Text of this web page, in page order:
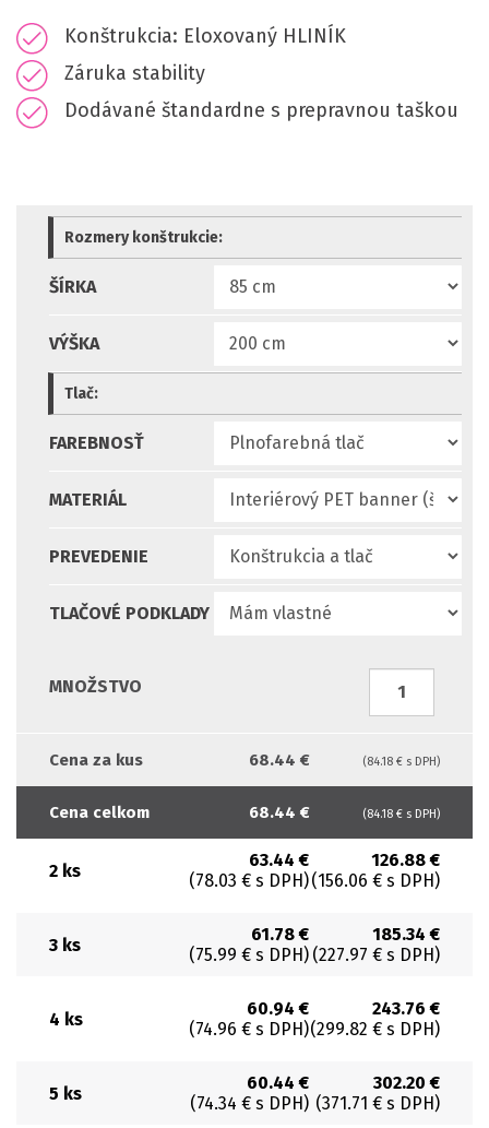
Konštrukcia: Eloxovaný HLINÍK
Záruka stability
Dodávané štandardne s prepravnou taškou
Rozmery konštrukcie:
ŠÍRKA
VÝŠKA
Tlač:
FAREBNOSŤ
MATERIÁL
PREVEDENIE
TLAČOVÉ PODKLADY
MNOŽSTVO
Cena za kus 68.44 € (84.18 € s DPH)
Cena celkom 68.44 € (84.18 € s DPH)
2 ks
63.44 €
(78.03 € s DPH)
126.88 €
(156.06 € s DPH)
3 ks
61.78 €
(75.99 € s DPH)
185.34 €
(227.97 € s DPH)
4 ks
60.94 €
(74.96 € s DPH)
243.76 €
(299.82 € s DPH)
5 ks
60.44 €
(74.34 € s DPH)
302.20 €
(371.71 € s DPH)